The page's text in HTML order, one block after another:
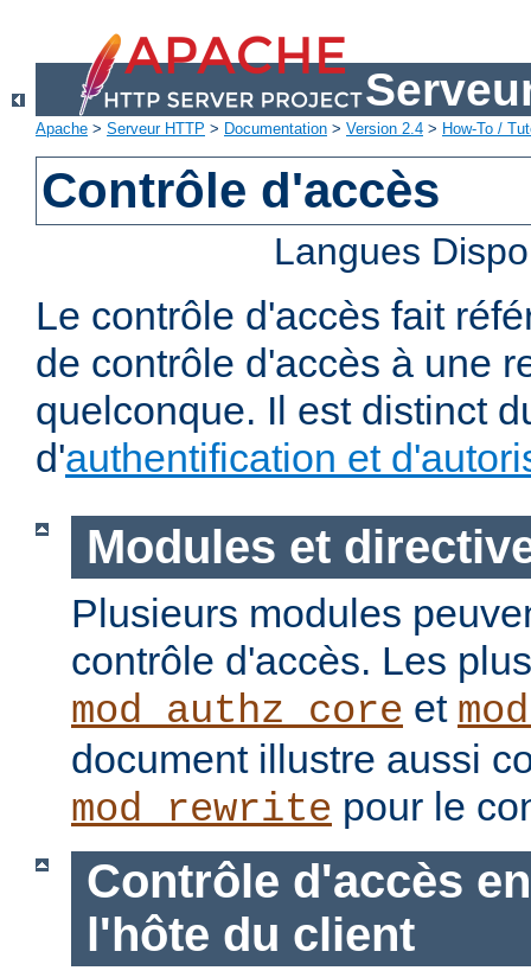
Apache > Serveur HTTP > Documentation > Version 2.4 > How-To /
Contrôle d'accès
Langues
Le contrôle d'accès fait
de contrôle d'accès à une
quelconque. Il est distinct
d'authentification et
Modules et
Plusieurs modules
contrôle d'accès. Les
mod_authz_core et
document illustre aussi
mod_rewrite pour le
Contrôle d'accès
l'hôte du client